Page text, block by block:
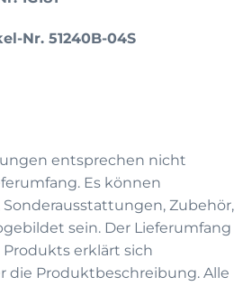
Nr. 51240B-04S
entsprechen nicht
Es können
Zubehör,
sein. Der Lieferumfang
erklärt sich
die Produktbeschreibung. Alle